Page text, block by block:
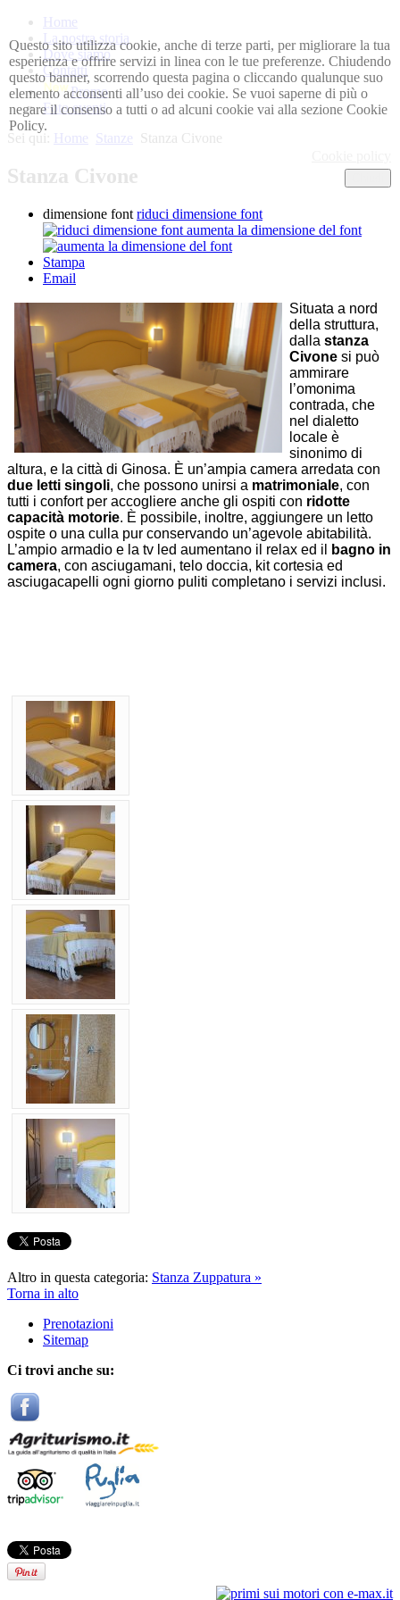
Questo sito utilizza cookie, anche di terze parti, per migliorare la tua
esperienza e offrire servizi in linea con le tue preferenze. Chiudendo
questo banner, scorrendo questa pagina o cliccando qualunque suo
elemento acconsenti all’uso dei cookie. Se vuoi saperne di più o
negare il consenso a tutti o ad alcuni cookie vai alla sezione Cookie
Policy.
Home
La nostra storia
Dove siamo
Contatti
Promo
Foto eventi
Sei qui:
Home Stanze Stanza Civone
Stanza Civone
dimensione font riduci dimensione font
aumenta la dimensione del font
Stampa
Email
Situata a nord
della struttura,
dalla stanza
Civone si può
ammirare
l’omonima
contrada, che
nel dialetto
locale è
sinonimo di
altura, e la città di Ginosa. È un’ampia camera arredata con
due letti singoli, che possono unirsi a matrimoniale, con
tutti i confort per accogliere anche gli ospiti con ridotte
capacità motorie. È possibile, inoltre, aggiungere un letto
ospite o una culla pur conservando un’agevole abitabilità.
L’ampio armadio e la tv led aumentano il relax ed il
bagno in
camera, con asciugamani, telo doccia, kit cortesia ed
asciugacapelli ogni giorno puliti completano i servizi inclusi.
Altro in questa categoria: Stanza Zuppatura »
Torna in alto
Prenotazioni
Sitemap
Ci trovi anche su: